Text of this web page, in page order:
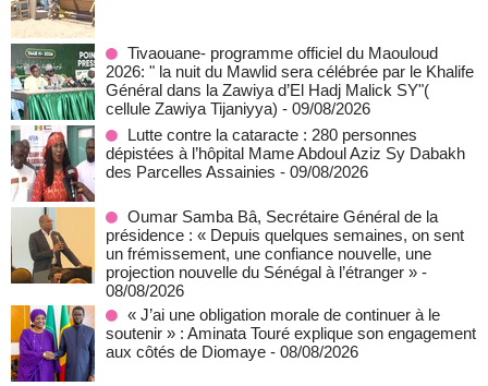
Tivaouane- programme officiel du Maouloud
2026: " la nuit du Mawlid sera célébrée par le Khalife
Général dans la Zawiya d’El Hadj Malick SY"(
cellule Zawiya Tijaniyya) - 09/08/2026
Lutte contre la cataracte : 280 personnes
dépistées à l’hôpital Mame Abdoul Aziz Sy Dabakh
des Parcelles Assainies - 09/08/2026
Oumar Samba Bâ, Secrétaire Général de la
présidence : « Depuis quelques semaines, on sent
un frémissement, une confiance nouvelle, une
projection nouvelle du Sénégal à l’étranger » -
08/08/2026
« J’ai une obligation morale de continuer à le
soutenir » : Aminata Touré explique son engagement
aux côtés de Diomaye - 08/08/2026